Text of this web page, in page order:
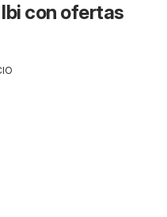
con ofertas